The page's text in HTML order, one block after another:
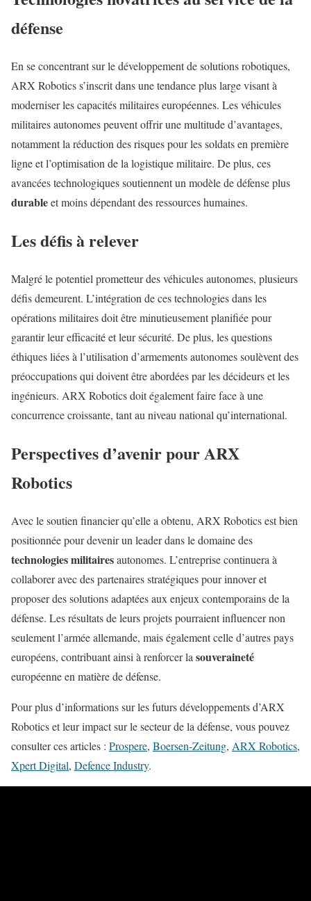
défense
En se concentrant sur le développement de solutions robotiques,
ARX Robotics s’inscrit dans une tendance plus large visant à
moderniser les capacités militaires européennes. Les véhicules
militaires autonomes peuvent offrir une multitude d’avantages,
notamment la réduction des risques pour les soldats en première
ligne et l’optimisation de la logistique militaire. De plus, ces
avancées technologiques soutiennent un modèle de défense plus
durableet moins dépendant des ressources humaines.
Les défis à relever
Malgré le potentiel prometteur des véhicules autonomes, plusieurs
défis demeurent. L’intégration de ces technologies dans les
opérations militaires doit être minutieusement planifiée pour
garantir leur efficacité et leur sécurité. De plus, les questions
éthiques liées à l’utilisation d’armements autonomes soulèvent des
préoccupations qui doivent être abordées par les décideurs et les
ingénieurs. ARX Robotics doit également faire face à une
concurrence croissante, tant au niveau national qu’international.
Perspectives d’avenir pour ARX
Robotics
Avec le soutien financier qu’elle a obtenu, ARX Robotics est bien
positionnée pour devenir un leader dans le domaine des
technologies militairesautonomes. L’entreprise continuera à
collaborer avec des partenaires stratégiques pour innover et
proposer des solutions adaptées aux enjeux contemporains de la
défense. Les résultats de leurs projets pourraient influencer non
seulement l’armée allemande, mais également celle d’autres pays
européens, contribuant ainsi à renforcer la souveraineté
européenne en matière de défense.
Pour plus d’informations sur les futurs développements d’ARX
Robotics et leur impact sur le secteur de la défense, vous pouvez
consulter ces articles : Prospere, Boersen-Zeitung, ARX Robotics,
Xpert Digital, Defence Industry.